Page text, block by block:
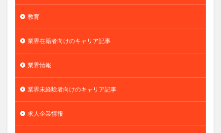
教育
業界在籍者向けのキャリア記事
業界情報
業界未経験者向けのキャリア記事
求人企業情報